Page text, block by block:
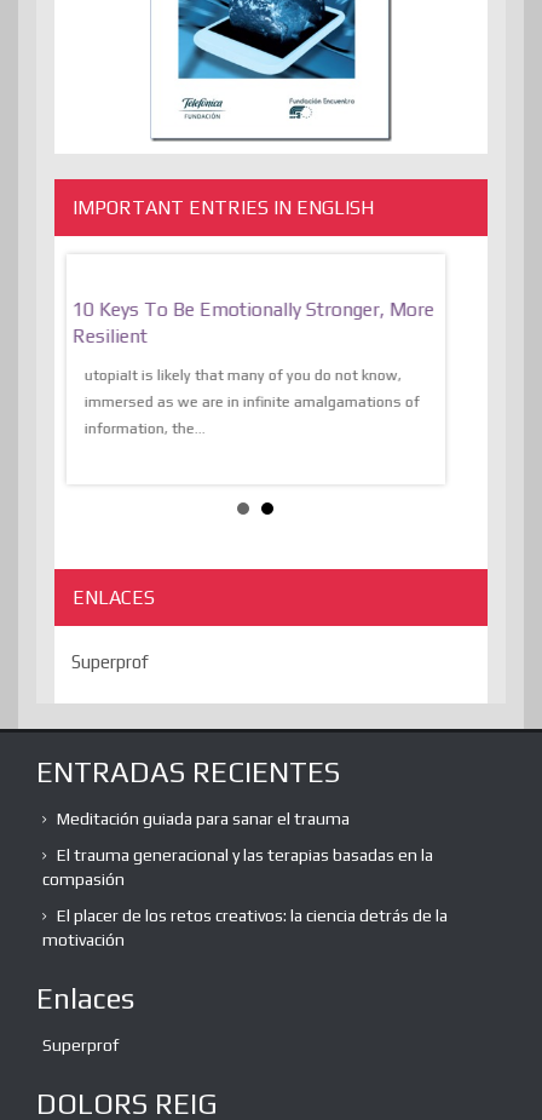
IMPORTANT ENTRIES IN ENGLISH
10 Keys To Be Emotionally Stronger, More
Resilient
utopiaIt is likely that many of you do not know,
immersed as we are in infinite amalgamations of
information, the...
ENLACES
Superprof
ENTRADAS RECIENTES
Meditación guiada para sanar el trauma
El trauma generacional y las terapias basadas en la
compasión
El placer de los retos creativos: la ciencia detrás de la
motivación
Enlaces
Superprof
DOLORS REIG